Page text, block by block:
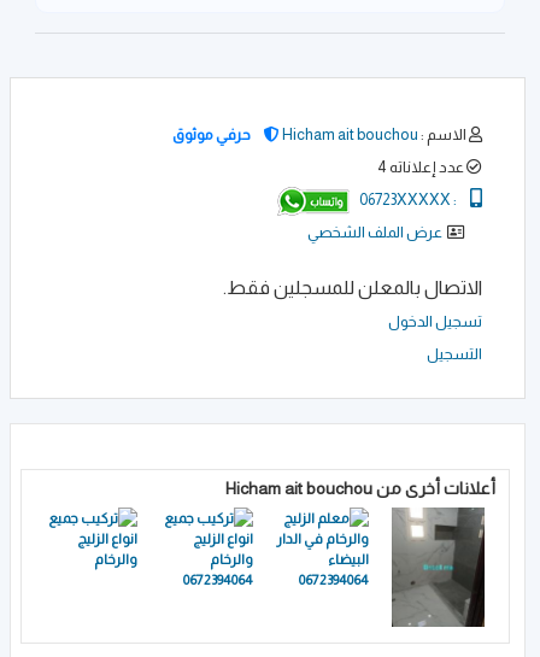
الاسم : Hicham ait bouchou
حرفي موثوق
عدد إعلاناته 4
:
06723XXXXX
عرض الملف الشخصي
الاتصال بالمعلن للمسجلين فقط.
تسجيل الدخول
التسجيل
أعلانات أخرى من Hicham ait bouchou